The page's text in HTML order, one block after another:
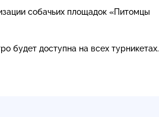
собачьих площадок «Питомцы
будет доступна на всех турникетах.